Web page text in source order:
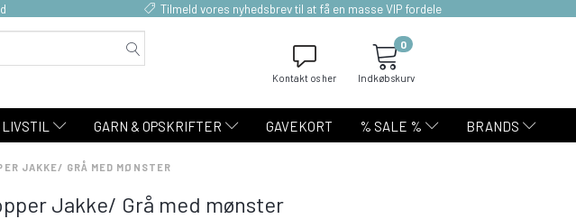
Tilmeld vores nyhedsbrev til at få en masse VIP fordele
Kontakt os her Indkøbskurv
0
GARN & OPSKRIFTER GAVEKORT % SALE % BRANDS
JAKKE/ GRÅ MED MØNSTER
Jakke/ Grå med mønster